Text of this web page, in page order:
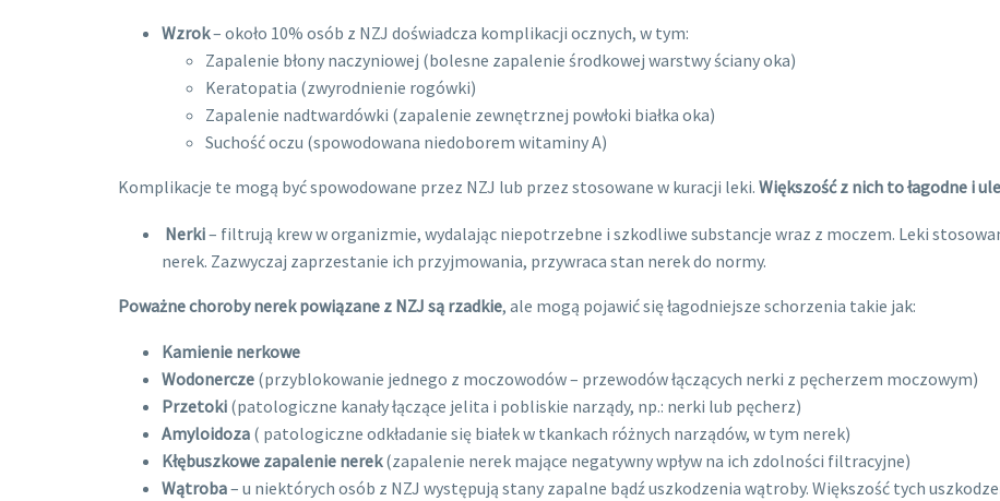
Wzrok– około 10% osób z NZJ doświadcza komplikacji ocznych, w tym:
Zapalenie błony naczyniowej (bolesne zapalenie środkowej warstwy ściany oka)
Keratopatia (zwyrodnienie rogówki)
Zapalenie nadtwardówki (zapalenie zewnętrznej powłoki białka oka)
Suchość oczu (spowodowana niedoborem witaminy A)
Komplikacje te mogą być spowodowane przez NZJ lub przez stosowane w kuracji leki. Większość z nich to łagodne i
Nerki– filtrują krew w organizmie, wydalając niepotrzebne i szkodliwe substancje wraz z moczem. Leki
nerek. Zazwyczaj zaprzestanie ich przyjmowania, przywraca stan nerek do normy.
Poważne choroby nerek powiązane z NZJ są rzadkie, ale mogą pojawić się łagodniejsze schorzenia takie jak:
Kamienie nerkowe
Wodonercze (przyblokowanie jednego z moczowodów – przewodów łączących nerki z pęcherzem moczowym)
Przetoki (patologiczne kanały łączące jelita i pobliskie narządy, np.: nerki lub pęcherz)
Amyloidoza ( patologiczne odkładanie się białek w tkankach różnych narządów, w tym nerek)
Kłębuszkowe zapalenie nerek(zapalenie nerek mające negatywny wpływ na ich zdolności filtracyjne)
Wątroba– u niektórych osób z NZJ występują stany zapalne bądź uszkodzenia wątroby. Większość tych